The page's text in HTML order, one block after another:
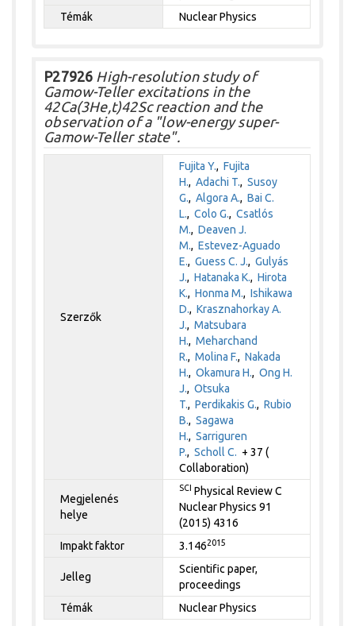
Témák
Nuclear Physics
P27926 High-resolution study of
Gamow-Teller excitations in the
42Ca(3He,t)42Sc reaction and the
observation of a "low-energy super-
Gamow-Teller state".
Szerzők
Fujita Y.,Fujita
H.,Adachi T.,Susoy
G.,Algora A.,Bai C.
L.,Colo G.,Csatlós
M.,Deaven J.
M.,Estevez-Aguado
E.,Guess C. J.,Gulyás
J.,Hatanaka K.,Hirota
K.,Honma M.,Ishikawa
D.,Krasznahorkay A.
J.,Matsubara
H.,Meharchand
R.,Molina F.,Nakada
H.,Okamura H.,Ong H.
J.,Otsuka
T.,Perdikakis G.,Rubio
B.,Sagawa
H.,Sarriguren
P.,Scholl C. + 37 (
Collaboration)
Megjelenés
helye
SCI Physical Review C
Nuclear Physics 91
(2015) 4316
Impakt faktor
3.1462015
Jelleg
Scientific paper,
proceedings
Témák
Nuclear Physics